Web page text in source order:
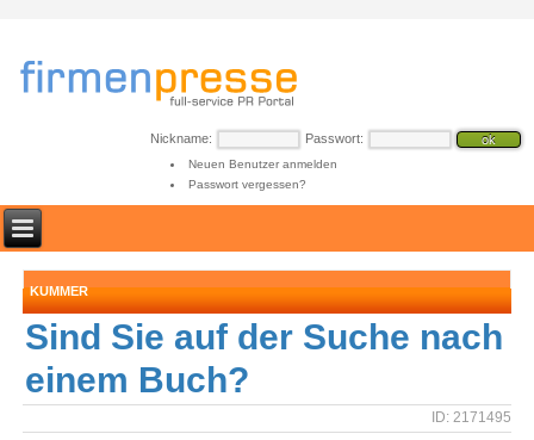
Nickname: Passwort:
Neuen Benutzer anmelden
Passwort vergessen?
KUMMER
Sind Sie auf der Suche nach
einem Buch?
ID: 2171495